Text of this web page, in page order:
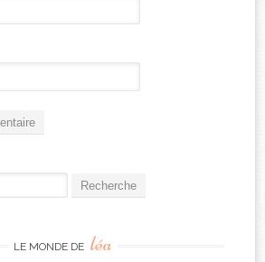
LE MONDE DE léa